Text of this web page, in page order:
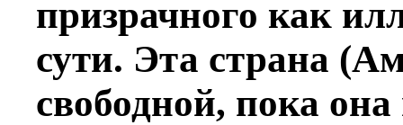
призрачного как
сути. Эта страна
свободной, пока